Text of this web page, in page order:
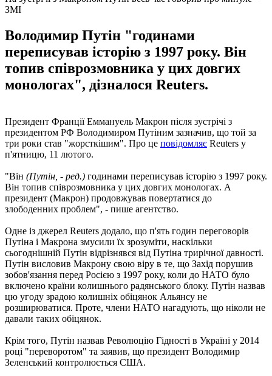
ЗМІ
Володимир Путін "годинами
переписував історію з 1997 року. Він
топив співрозмовника у цих довгих
монологах", дізналося Reuters.
Президент Франції Еммануель Макрон після зустрічі з
президентом РФ Володимиром Путіним зазначив, що той за
три роки став "жорсткішим". Про це повідомляє Reuters у
п'ятницю, 11 лютого.
"Він (Путін, - ред.) годинами переписував історію з 1997 року.
Він топив співрозмовника у цих довгих монологах. А
президент (Макрон) продовжував повертатися до
злободенних проблем", - пише агентство.
Одне із джерел Reuters додало, що п'ять годин переговорів
Путіна і Макрона змусили їх зрозуміти, наскільки
сьогоднішній Путін відрізнявся від Путіна трирічної давності.
Путін висловив Макрону свою віру в те, що Захід порушив
зобов'язання перед Росією з 1997 року, коли до НАТО було
включено країни колишнього радянського блоку. Путін назвав
цю угоду зрадою колишніх обіцянок Альянсу не
розширюватися. Проте, члени НАТО нагадують, що ніколи не
давали таких обіцянок.
Крім того, Путін назвав Революцію Гідності в Україні у 2014
році "переворотом" та заявив, що президент Володимир
Зеленський контролюється США.